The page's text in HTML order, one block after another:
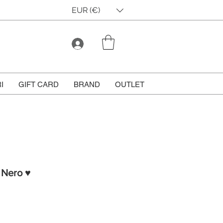
EUR (€)
GIFT CARD BRAND OUTLET
♥